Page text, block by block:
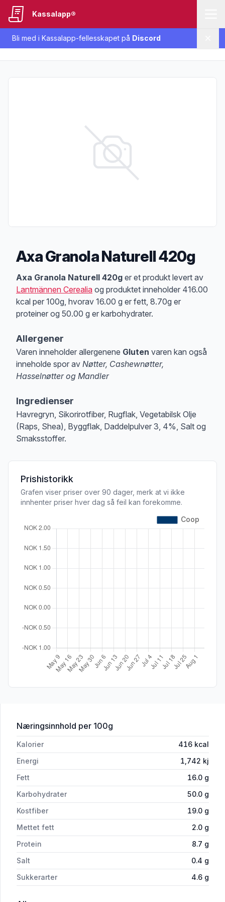
Bli med i Kassalapp-fellesskapet på Discord
Kassalapp®
Axa Granola Naturell 420g
Produktbeskrivelse
Axa Granola Naturell 420g er et produkt levert av
Lantmännen Cerealia og produktet inneholder 416.00
kcal per 100g, hvorav 16.00 g er fett, 8.70g er
proteiner og 50.00 g er karbohydrater.
Allergener
Varen inneholder allergenene Gluten varen kan også
inneholde spor av Nøtter, Cashewnøtter,
Hasselnøtter og Mandler
Ingredienser
Havregryn, Sikorirotfiber, Rugflak, Vegetabilsk Olje
(Raps, Shea), Byggflak, Daddelpulver 3, 4%, Salt og
Smaksstoffer.
Prishistorikk
Grafen viser priser over 90 dager, merk at vi ikke
innhenter priser hver dag så feil kan forekomme.
Næringsinnhold for 'Axa Granola Naturell 420g'
per 100g
Kalorier 416 kcal
Energi
1,742 kj
Fett
16.0 g
Karbohydrater
50.0 g
Kostfiber
19.0 g
Mettet fett
2.0 g
Protein
8.7 g
Salt
0.4 g
Sukkerarter
4.6 g